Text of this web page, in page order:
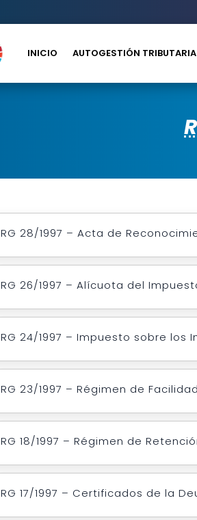
INICIO AUTOGESTIÓN TRIBUTARIA
RG 28/1997 – Acta de
RG 26/1997 – Alícuota del
RG 24/1997 – Impuesto sobre los
RG 23/1997 – Régimen de
RG 18/1997 – Régimen de
RG 17/1997 – Certificados de la